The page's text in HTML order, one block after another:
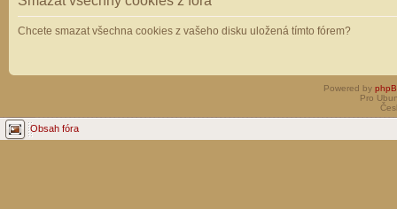
Chcete smazat všechna cookies z vašeho disku uložená tímto fórem?
Powered by
Pro
Obsah fóra